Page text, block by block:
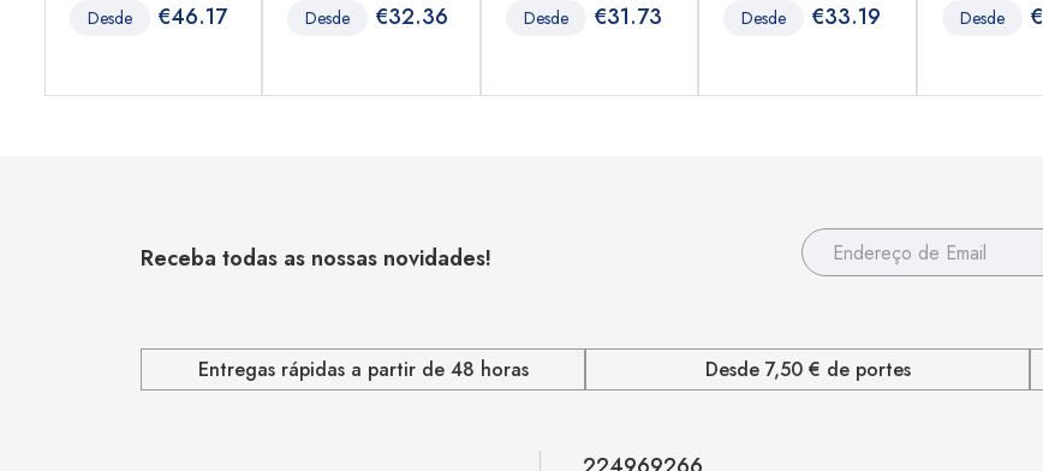
Desde €46.17 Desde €32.36 Desde €31.73 Desde €33.19 Desde €
Receba todas as nossas novidades!
Entregas rápidas a partir de 48 horas Desde 7,50 € de portes